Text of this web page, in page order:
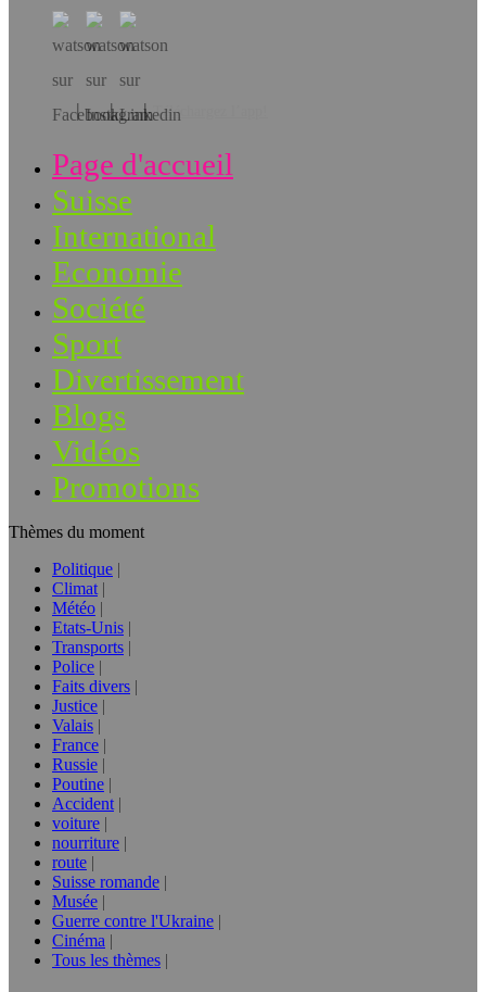
Téléchargez l’app!
Page d'accueil
Suisse
International
Economie
Société
Sport
Divertissement
Blogs
Vidéos
Promotions
Thèmes du moment
Politique
Climat
Météo
Etats-Unis
Transports
Police
Faits divers
Justice
Valais
France
Russie
Poutine
Accident
voiture
nourriture
route
Suisse romande
Musée
Guerre contre l'Ukraine
Cinéma
Tous les thèmes